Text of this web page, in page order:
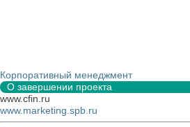
Корпоративный менеджмент
О завершении проекта
www.cfin.ru
www.marketing.spb.ru